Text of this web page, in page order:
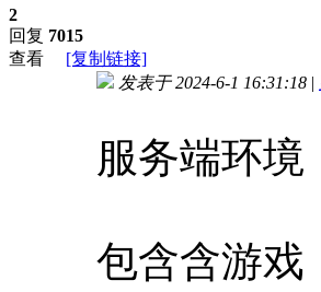
2
回复 7015
查看
[复制链接]
发表于 2024-6-1 16:31:18 |
服务端环境
包含含游戏